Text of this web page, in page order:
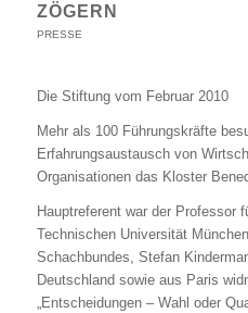
ZÖGERN
PRESSE
Die Stiftung vom Februar 2010
Mehr als 100 Führungskräfte
Erfahrungsaustausch von
Organisationen das Kloster
Hauptreferent war der Professor
Technischen Universität
Schachbundes, Stefan
Deutschland sowie aus Paris
„Entscheidungen – Wahl oder